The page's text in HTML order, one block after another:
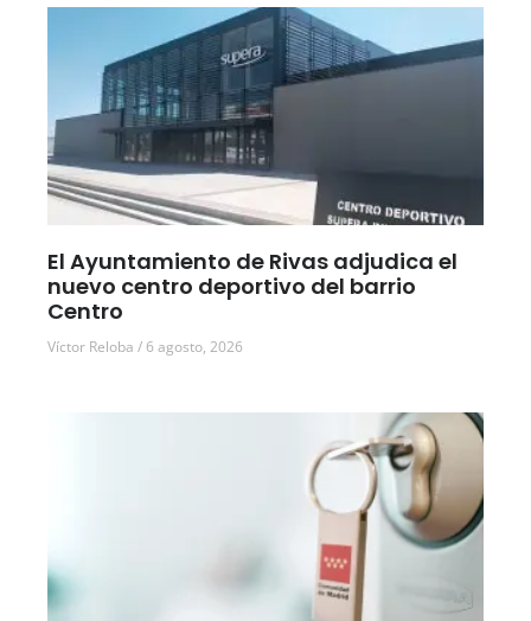
El Ayuntamiento de Rivas adjudica el
nuevo centro deportivo del barrio
Centro
Víctor Reloba 6 agosto, 2026